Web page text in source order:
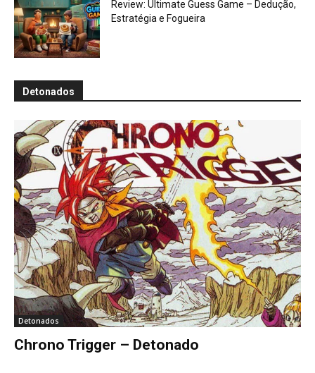
Review: Ultimate Guess Game – Dedução,
Estratégia e Fogueira
Detonados
Detonados
Chrono Trigger – Detonado